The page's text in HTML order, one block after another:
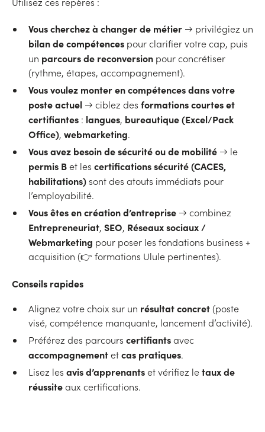
Vous cherchez à changer de métier → privilégiez un
bilan de compétences pour clarifier votre cap, puis
un parcours de reconversion pour concrétiser
(rythme, étapes, accompagnement).
Vous voulez monter en compétences dans votre
poste actuel → ciblez des formations courtes et
certifiantes : langues, bureautique (Excel/Pack
Office), webmarketing.
Vous avez besoin de sécurité ou de mobilité → le
permis Bet les certifications sécurité (CACES,
habilitations)sont des atouts immédiats pour
l’employabilité.
Vous êtes en création d’entreprise → combinez
Entrepreneuriat, SEO, Réseaux sociaux /
Webmarketing pour poser les fondations business +
acquisition (👉 formations Ulule pertinentes).
Conseils rapides
Alignez votre choix sur un résultat concret(poste
visé, compétence manquante, lancement d’activité).
Préférez des parcours certifiantsavec
accompagnementetcas pratiques.
Lisez les avis d’apprenantset vérifiez letaux de
réussiteaux certifications.